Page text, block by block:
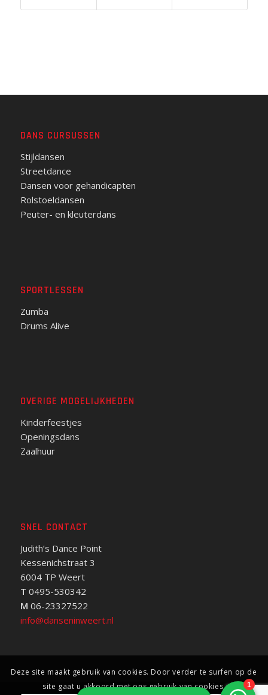
DANS CURSUSSEN
Stijldansen
Streetdance
Dansen voor gehandicapten
Rolstoeldansen
Peuter- en kleuterdans
SPORTLESSEN
Zumba
Drums Alive
OVERIGE MOGELIJKHEDEN
Kinderfeestjes
Openingsdans
Zaalhuur
SNEL CONTACT
Judith’s Dance Point
Kessenichstraat 3
6004 TP Weert
T 0495-530342
M 06-23327522
info@danseninweert.nl
Deze site maakt gebruik van cookies. Door verder te surfen op de
site gaat u akkoord met ons gebruik van cookies.